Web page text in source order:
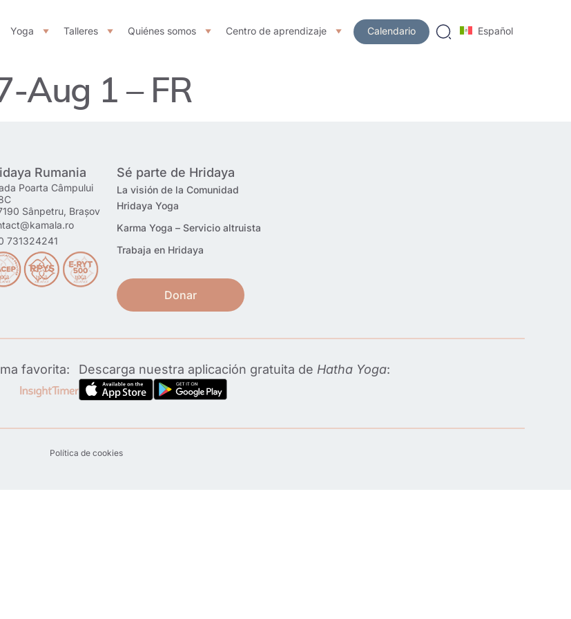
Yoga Talleres Quiénes somos Centro de aprendizaje Calendario Español
Aug 1 – FR
Rumania
Poarta Câmpului
Sânpetru, Brașov
731324241
Sé parte de Hridaya
La visión de la Comunidad
Hridaya Yoga
Karma Yoga – Servicio altruista
Trabaja en Hridaya
Donar
favorita: Descarga nuestra aplicación gratuita de Hatha Yoga:
Política de cookies